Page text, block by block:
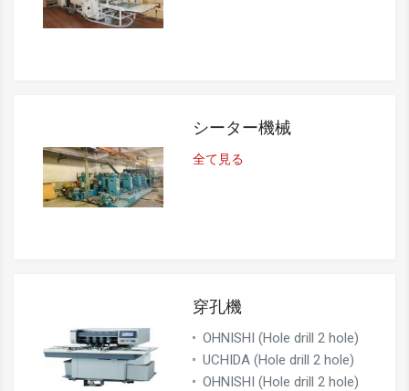
シーター機械
全て見る
穿孔機
OHNISHI (Hole drill 2 hole)
UCHIDA (Hole drill 2 hole)
OHNISHI (Hole drill 2 hole)